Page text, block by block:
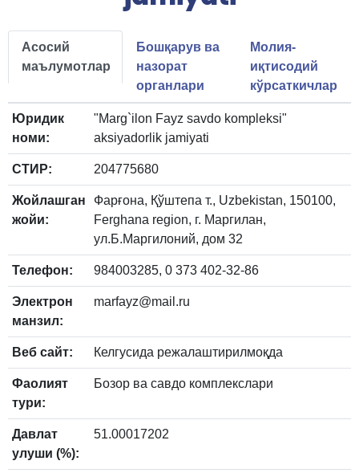
Асосий
маълумотлар
Бошқарув ва
назорат
органлари
Молия-
иқтисодий
кўрсаткичлар
Юридик
номи:
"Marg`ilon Fayz savdo kompleksi"
aksiyadorlik jamiyati
СТИР: 204775680
Жойлашган
жойи:
Фарғона, Қўштепа т., Uzbekistan, 150100,
Ferghana region, г. Маргилан,
ул.Б.Маргилоний, дом 32
Телефон: 984003285, 0 373 402-32-86
Электрон
манзил:
marfayz@mail.ru
Веб сайт: Келгусида режалаштирилмоқда
Фаолият
тури:
Бозор ва савдо комплекслари
Давлат
улуши (%):
51.00017202